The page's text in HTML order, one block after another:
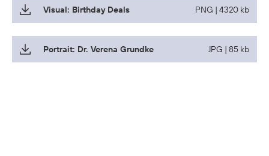
Visual: Birthday Deals PNG | 4320 kb
Portrait: Dr. Verena Grundke JPG | 85 kb